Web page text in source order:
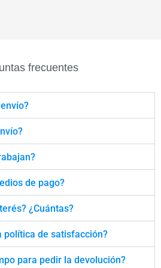
frecuentes
de pago?
¿Cuántas?
política de satisfacción?
para pedir la devolución?